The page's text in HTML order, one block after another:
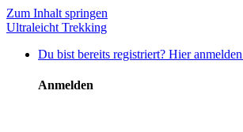
Zum Inhalt springen
Ultraleicht Trekking
Du bist bereits registriert? Hier anmelden
Anmelden